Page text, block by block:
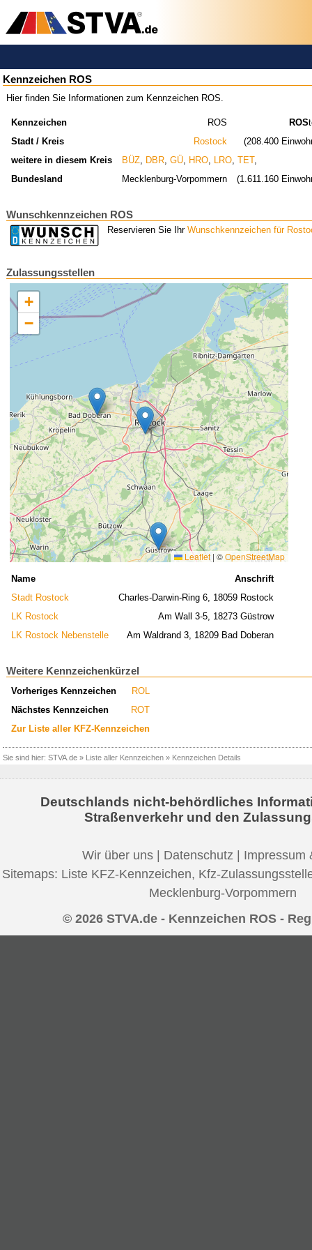
Kennzeichen ROS
Hier finden Sie Informationen zum Kennzeichen ROS.
Kennzeichen ROS ROS
Stadt / Kreis
Rostock
(208.400
weitere in diesem Kreis
BÜZ, DBR, GÜ, HRO, LRO, TET,
Bundesland
Mecklenburg-Vorpommern (1.611.160
Wunschkennzeichen ROS
Reservieren Sie Ihr Wunschkennzeichen für
Zulassungsstellen
+
−
Leaflet | ©OpenStreetMap
Name
Anschrift
Stadt Rostock
Charles-Darwin-Ring 6, 18059 Rostock
LK Rostock
Am Wall 3-5, 18273 Güstrow
LK Rostock Nebenstelle
Am Waldrand 3, 18209 Bad Doberan
Weitere Kennzeichenkürzel
Vorheriges Kennzeichen
ROL
Nächstes Kennzeichen
ROT
Zur Liste aller KFZ-Kennzeichen
Sie sind hier: STVA.de » Liste aller Kennzeichen » Kennzeichen Details
Deutschlands nicht-behördliches
Straßenverkehr und den
Wir über uns | Datenschutz | Impressum
Sitemaps: Liste KFZ-Kennzeichen, Kfz-
Mecklenburg-Vorpommern
© 2026 STVA.de - Kennzeichen ROS -